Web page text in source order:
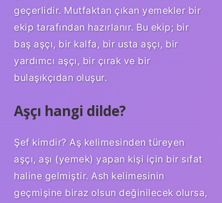
geçerlidir. Mutfaktan çıkan yemekler bir
ekip tarafından hazırlanır. Bu ekip; bir
baş aşçı, bir kalfa, bir usta aşçı, bir
yardımcı aşçı, bir çırak ve bir
bulaşıkçıdan oluşur.
Aşçı hangi dilde?
Şef kimdir? Aş kelimesinden türeyen
aşçı, aşı (yemek) yapan kişi için bir sıfat
haline gelmiştir. Ash kelimesinin
geçmişine biraz olsun değinilecek olursa,